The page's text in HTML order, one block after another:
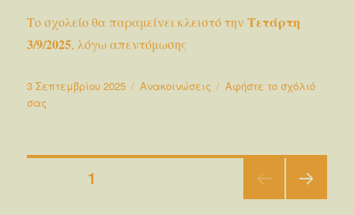
Το σχολείο θα παραμείνει κλειστό τηνΤετάρτη
3/9/2025, λόγω απεντόμωσης
Δημοσιεύτηκε
την
3 Σεπτεμβρίου 2025 Κατηγορίες
Ανακοινώσεις
Αφήστε το σχόλιό
σας
Σελιδοποίηση
ΣΕΛΊΔΑ1